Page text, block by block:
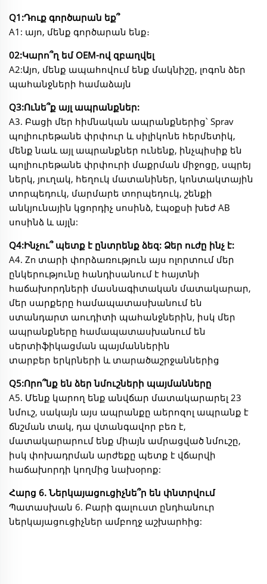
Q1:Դուք գործարան եք՞
A1: այո, մենք գործարան ենք։
02:Կարո՞ղ եմ OEM-ով զբաղվել
A2:Այո, մենք ապահովում ենք մակնիշը, լոգոն ձեր
պահանջների համաձայն
Q3:Ունե՞ք այլ ապրանքներ:
A3. Բացի մեր հիմնական ապրանքներից՝ Sprav
պոլիուրեթանե փրփուր և սիլիկոնե հերմետիկ,
մենք նաև այլ ապրանքներ ունենք, ինչպիսիք են
պոլիուրեթանե փրփուրի մաքրման միջոցը, սպրեյ
ներկ, յուղակ, հեղուկ մատանիներ, կոնտակտային
տորպեդուկ, մարմարե տորպեդուկ, շենքի
անկյունային կցորդիչ սոսինձ, էպօքսի խեժ AB
սոսինձ և այլն:
Q4:Ինչու՞ պետք է ընտրենք ձեզ: Ձեր ուժը ինչ է:
A4. Zn տարի փորձառություն այս ոլորտում մեր
ընկերությունը հանդիսանում է հայտնի
հաճախորդների մասնագիտական մատակարար,
մեր սարքերը համապատասխանում են
ստանդարտ աուդիտի պահանջներին, իսկ մեր
ապրանքները համապատասխանում են
սերտիֆիկացման պայմաններին
տարբեր երկրների և տարածաշրջաններից
Q5:Որո՞նք են ձեր նմուշների պայմանները
A5. Մենք կարող ենք անվճար մատակարարել 23
նմուշ, սակայն այս ապրանքը աերոզոլ ապրանք է
ճնշման տակ, դա վտանգավոր բեռ է,
մատակարարում ենք միայն ամրացված նմուշը,
իսկ փոխադրման արժեքը պետք է վճարվի
հաճախորդի կողմից նախօրոք:
Հարց 6. Ներկայացուցիչնե՞ր են փնտրվում
Պատասխան 6. Բարի գալուստ ընդհանուր
ներկայացուցիչներ ամբողջ աշխարհից: